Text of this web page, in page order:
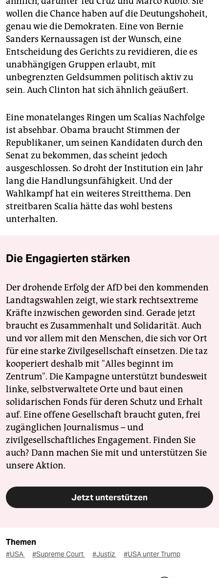
wollen die Chance haben auf die Deutungshoheit,
genau wie die Demokraten. Eine von Bernie
Sanders Kernaussagen ist der Wunsch, eine
Entscheidung des Gerichts zu revidieren, die es
unabhängigen Gruppen erlaubt, mit
unbegrenzten Geldsummen politisch aktiv zu
sein. Auch Clinton hat sich ähnlich geäußert.
Eine monatelanges Ringen um Scalias Nachfolge
ist absehbar. Obama braucht Stimmen der
Republikaner, um seinen Kandidaten durch den
Senat zu bekommen, das scheint jedoch
ausgeschlossen. So droht der Institution ein Jahr
lang die Handlungsunfähigkeit. Und der
Wahlkampf hat ein weiteres Streitthema. Den
streitbaren Scalia hätte das wohl bestens
unterhalten.
Die Engagierten stärken
Der drohende Erfolg der AfD bei den kommenden
Landtagswahlen zeigt, wie stark rechtsextreme
Kräfte inzwischen geworden sind. Gerade jetzt
braucht es Zusammenhalt und Solidarität. Auch
und vor allem mit den Menschen, die sich vor Ort
für eine starke Zivilgesellschaft einsetzen. Die taz
kooperiert deshalb mit "Alles beginnt im
Zentrum". Die Kampagne unterstützt bundesweit
linke, selbstverwaltete Orte und baut einen
solidarischen Fonds für deren Schutz und Erhalt
auf. Eine offene Gesellschaft braucht guten, frei
zugänglichen Journalismus – und
zivilgesellschaftliches Engagement. Finden Sie
auch? Dann machen Sie mit und unterstützen Sie
unsere Aktion.
Jetzt unterstützen
Themen
#USA #Supreme Court #Justiz #USA unter Trump